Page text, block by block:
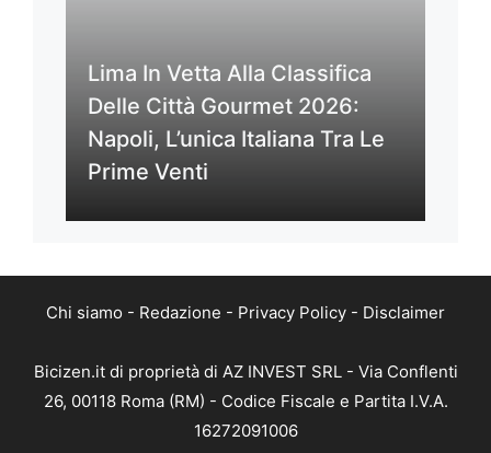
Lima In Vetta Alla Classifica
Delle Città Gourmet 2026:
Napoli, L’unica Italiana Tra Le
Prime Venti
Chi siamo - Redazione - Privacy Policy - Disclaimer
Bicizen.it di proprietà di AZ INVEST SRL - Via Conflenti
26, 00118 Roma (RM) - Codice Fiscale e Partita I.V.A.
16272091006